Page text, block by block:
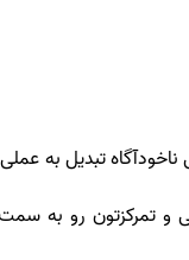
تبدیل به
و تمرکزتون رو به